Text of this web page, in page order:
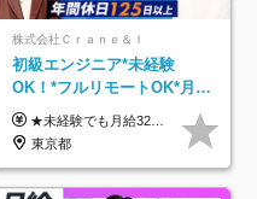
株式会社Ｃｒａｎｅ＆Ｉ
初級エンジニア*未経験
OK！*フルリモートOK*月給
32万～*残業月9.8h*1ヶ月の
研修*資格取得率100％
★未経験でも月給32万円スタート★ 月収32万円～35万円＋各種手当（資格手当だけで毎月15万の上乗せ実績あり！） ★資格手当豊富！1資格につき最大3万円支給 ★功績手当の導入で、毎月のお給与に上乗せで最大10万円支給している社員も！ ★1回の昇級で年収数十万UPも可 ★ゆくゆくは年収1000万以上も目指せる 年俸384万円～1,162万8,000円（12分割） ※経験・スキルを考慮の上決定します ※上記金額には固定残業代（月30h分・60,800円～66,500円）を含みます ※超過分は別途全額支給します ※試用期間2ヶ月間あり（その他待遇に差異はありません）
東京都